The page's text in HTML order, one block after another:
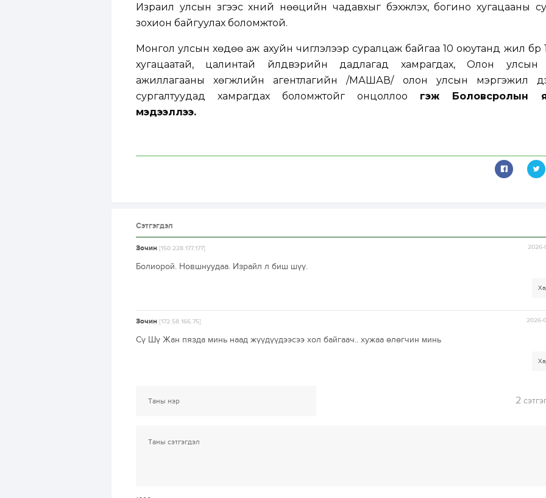
Израил улсын зүгээс хүний нөөцийн чадавхыг бэхжүүлэх, богино хугацааны
зохион байгуулах боломжтой.
Монгол улсын хөдөө аж ахуйн чиглэлээр суралцаж байгаа 10 оюутанд жил бүр
хугацаатай, цалинтай үйлдвэрийн дадлагад хамрагдах, Олон улсын
ажиллагааны хөгжлийн агентлагийн /МАШАВ/ олон улсын мэргэжил
сургалтуудад хамрагдах боломжтойг онцоллоо гэж Боловсролын
мэдээллээ.
Сэтгэгдэл
Зочин [150.228.177.177] 2026-
Болиорой. Новшнуудаа. Израйл л биш шүү.
Зочин [172.58.166.75] 2026-
Сү Шү Жан пязда минь наад жүүдүүдээсээ хол байгаач.. хужаа өлөгчин минь
2